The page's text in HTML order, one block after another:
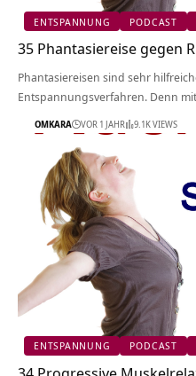
ENTSPANNUNG PODCAST
35 Phantasiereise gegen
Phantasiereisen sind sehr
Entspannungsverfahren. Denn
OMKARA VOR 1 JAHR 9.1K VIEWS
ENTSPANNUNG PODCAST